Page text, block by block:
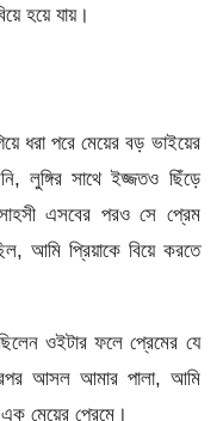
হয়ে যায়।
ধরা পরে মেয়ের বড় ভাইয়ের
লুঙ্গির সাথে ইজ্জতও ছিঁড়ে
এসবের পরও সে প্রেম
আমি প্রিয়াকে বিয়ে করতে
ওইটার ফলে প্রেমের যে
আসল আমার পালা, আমি
মেয়ের প্রেমে।